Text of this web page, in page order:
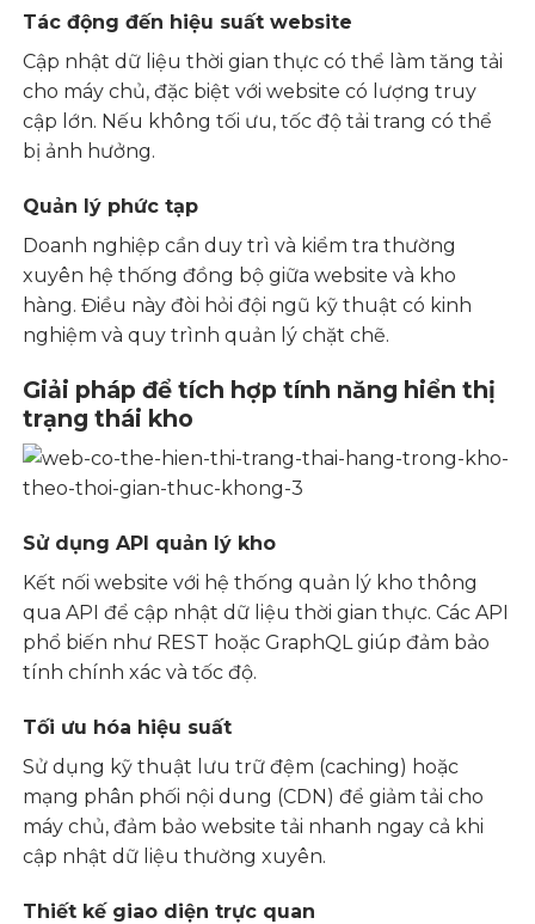
Tác động đến hiệu suất website
Cập nhật dữ liệu thời gian thực có thể làm tăng tải
cho máy chủ, đặc biệt với website có lượng truy
cập lớn. Nếu không tối ưu, tốc độ tải trang có thể
bị ảnh hưởng.
Quản lý phức tạp
Doanh nghiệp cần duy trì và kiểm tra thường
xuyên hệ thống đồng bộ giữa website và kho
hàng. Điều này đòi hỏi đội ngũ kỹ thuật có kinh
nghiệm và quy trình quản lý chặt chẽ.
Giải pháp để tích hợp tính năng hiển thị
trạng thái kho
Sử dụng API quản lý kho
Kết nối website với hệ thống quản lý kho thông
qua API để cập nhật dữ liệu thời gian thực. Các API
phổ biến như REST hoặc GraphQL giúp đảm bảo
tính chính xác và tốc độ.
Tối ưu hóa hiệu suất
Sử dụng kỹ thuật lưu trữ đệm (caching) hoặc
mạng phân phối nội dung (CDN) để giảm tải cho
máy chủ, đảm bảo website tải nhanh ngay cả khi
cập nhật dữ liệu thường xuyên.
Thiết kế giao diện trực quan